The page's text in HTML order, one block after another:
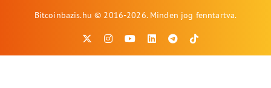
Bitcoinbazis.hu © 2016-2026. Minden jog fenntartva.